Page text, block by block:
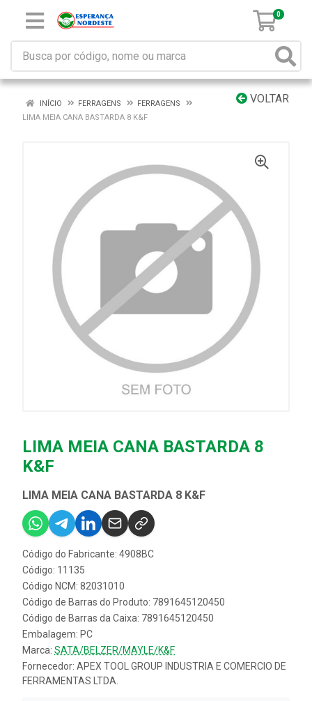
0
VOLTAR
INÍCIO FERRAGENS
FERRAGENS
LIMA MEIA CANA BASTARDA 8 K&F
LIMA MEIA CANA BASTARDA 8
K&F
LIMA MEIA CANA BASTARDA 8 K&F
Código do Fabricante: 4908BC
Código: 11135
Código NCM: 82031010
Código de Barras do Produto: 7891645120450
Código de Barras da Caixa: 7891645120450
Embalagem: PC
Marca: SATA/BELZER/MAYLE/K&F
Fornecedor: APEX TOOL GROUP INDUSTRIA E COMERCIO DE
FERRAMENTAS LTDA.